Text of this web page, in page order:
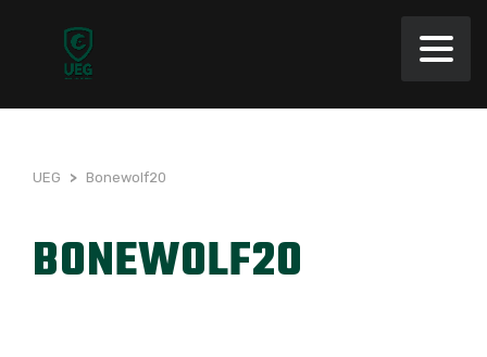
UEG > Bonewolf20
BONEWOLF20